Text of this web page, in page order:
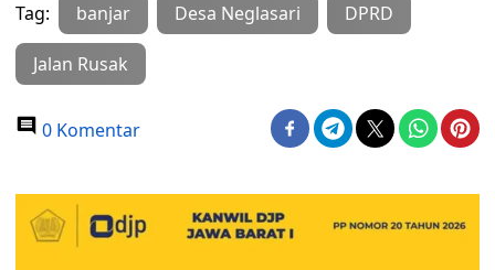
Tag: banjar Desa Neglasari DPRD
Jalan Rusak
0 Komentar